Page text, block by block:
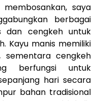
saya
berbagai
dan cengkeh untuk
Kayu manis memiliki
cengkeh
berfungsi untuk
hari secara
bahan tradisional